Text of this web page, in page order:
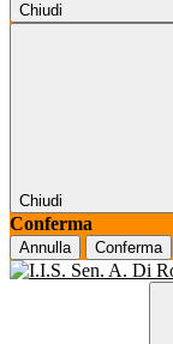
Chiudi
Chiudi
Conferma
Annulla Conferma